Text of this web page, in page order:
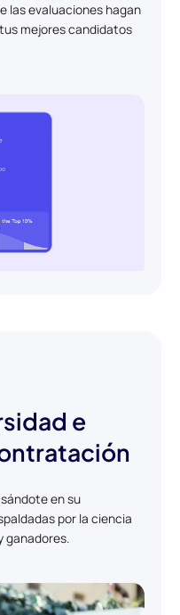
las evaluaciones hagan
mejores candidatos
e
en su
por la ciencia
ganadores.